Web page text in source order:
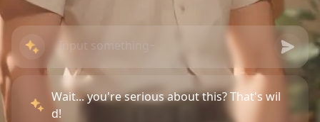
Wait... you're serious about this? That's wil
d!